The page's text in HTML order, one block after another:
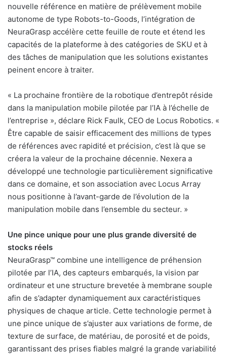
nouvelle référence en matière de prélèvement mobile
autonome de type Robots-to-Goods, l’intégration de
NeuraGrasp accélère cette feuille de route et étend les
capacités de la plateforme à des catégories de SKU et à
des tâches de manipulation que les solutions existantes
peinent encore à traiter.
« La prochaine frontière de la robotique d’entrepôt réside
dans la manipulation mobile pilotée par l’IA à l’échelle de
l’entreprise », déclare Rick Faulk, CEO de Locus Robotics. «
Être capable de saisir efficacement des millions de types
de références avec rapidité et précision, c’est là que se
créera la valeur de la prochaine décennie. Nexera a
développé une technologie particulièrement significative
dans ce domaine, et son association avec Locus Array
nous positionne à l’avant-garde de l’évolution de la
manipulation mobile dans l’ensemble du secteur. »
Une pince unique pour une plus grande diversité de
stocks réels
NeuraGrasp™ combine une intelligence de préhension
pilotée par l’IA, des capteurs embarqués, la vision par
ordinateur et une structure brevetée à membrane souple
afin de s’adapter dynamiquement aux caractéristiques
physiques de chaque article. Cette technologie permet à
une pince unique de s’ajuster aux variations de forme, de
texture de surface, de matériau, de porosité et de poids,
garantissant des prises fiables malgré la grande variabilité